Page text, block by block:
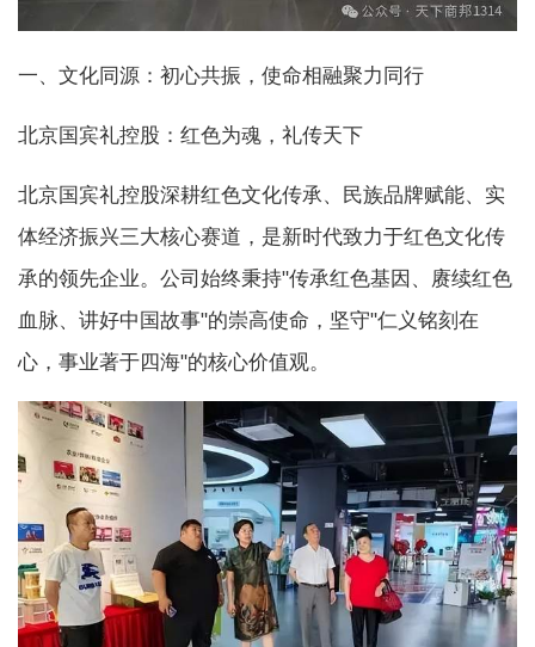
一、文化同源：初心共振，使命相融聚力同行
北京国宾礼控股：红色为魂，礼传天下
北京国宾礼控股深耕红色文化传承、民族品牌赋能、实
体经济振兴三大核心赛道，是新时代致力于红色文化传
承的领先企业。公司始终秉持"传承红色基因、赓续红色
血脉、讲好中国故事"的崇高使命，坚守"仁义铭刻在
心，事业著于四海"的核心价值观。